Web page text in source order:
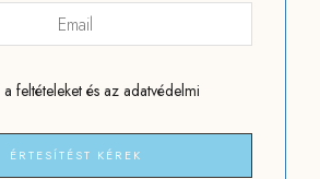
a feltételeket és az adatvédelmi
ÉRTESÍTÉST KÉREK